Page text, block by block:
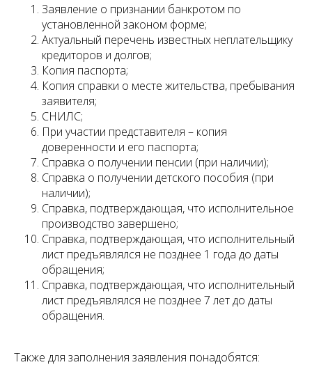
Заявление о признании банкротом по
установленной законом форме;
Актуальный перечень известных неплательщику
кредиторов и долгов;
Копия паспорта;
Копия справки о месте жительства, пребывания
заявителя;
СНИЛС;
При участии представителя – копия
доверенности и его паспорта;
Справка о получении пенсии (при наличии);
Справка о получении детского пособия (при
наличии);
Справка, подтверждающая, что исполнительное
производство завершено;
Справка, подтверждающая, что исполнительный
лист предъявлялся не позднее 1 года до даты
обращения;
Справка, подтверждающая, что исполнительный
лист предъявлялся не позднее 7 лет до даты
обращения.
Также для заполнения заявления понадобятся: